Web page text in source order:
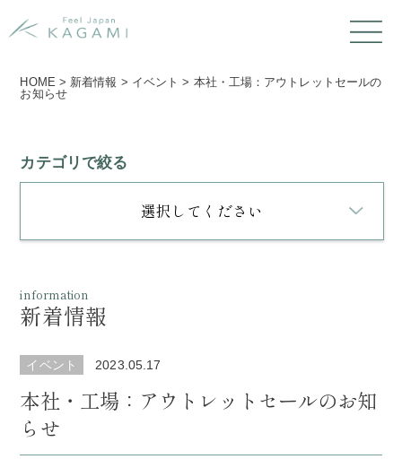
HOME > 新着情報 > イベント > 本社・工場：アウトレットセールの
お知らせ
カテゴリで絞る
選択してください
information
新着情報
イベント 2023.05.17
本社・工場：アウトレットセールのお知
らせ